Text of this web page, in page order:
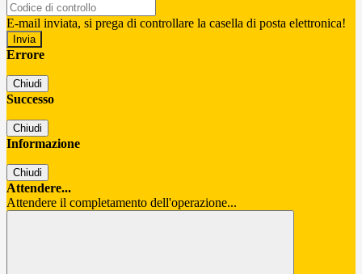
E-mail inviata, si prega di controllare la casella di posta elettronica!
Errore
Chiudi
Successo
Chiudi
Informazione
Chiudi
Attendere...
Attendere il completamento dell'operazione...